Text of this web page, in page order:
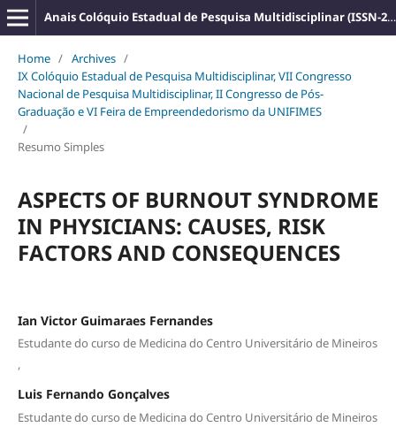
Anais Colóquio Estadual de Pesquisa Multidisciplinar (ISSN-2527-2500)
Home / Archives /
IX Colóquio Estadual de Pesquisa Multidisciplinar, VII Congresso
Nacional de Pesquisa Multidisciplinar, II Congresso de Pós-
Graduação e VI Feira de Empreendedorismo da UNIFIMES
/
Resumo Simples
ASPECTS OF BURNOUT SYNDROME
IN PHYSICIANS: CAUSES, RISK
FACTORS AND CONSEQUENCES
Ian Victor Guimaraes Fernandes
Estudante do curso de Medicina do Centro Universitário de Mineiros
,
Luis Fernando Gonçalves
Estudante do curso de Medicina do Centro Universitário de Mineiros